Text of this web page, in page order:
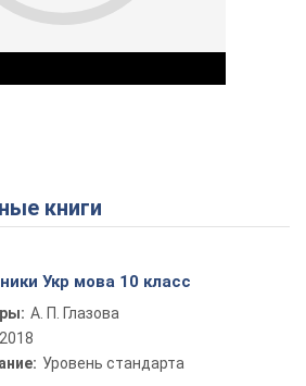
Play Video
книги
Укр мова 10 класс
А. П. Глазова
2018
Уровень стандарта